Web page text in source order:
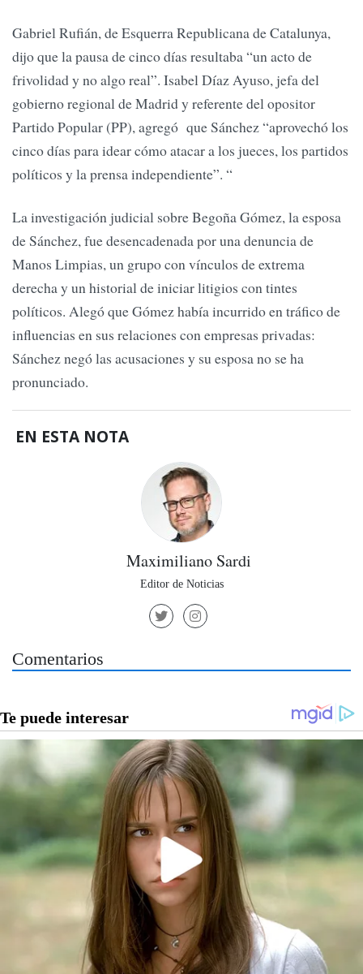
Gabriel Rufián, de Esquerra Republicana de Catalunya,
dijo que la pausa de cinco días resultaba “un acto de
frivolidad y no algo real”. Isabel Díaz Ayuso, jefa del
gobierno regional de Madrid y referente del opositor
Partido Popular (PP), agregó que Sánchez “aprovechó los
cinco días para idear cómo atacar a los jueces, los partidos
políticos y la prensa independiente”. “
La investigación judicial sobre Begoña Gómez, la esposa
de Sánchez, fue desencadenada por una denuncia de
Manos Limpias, un grupo con vínculos de extrema
derecha y un historial de iniciar litigios con tintes
políticos. Alegó que Gómez había incurrido en tráfico de
influencias en sus relaciones con empresas privadas:
Sánchez negó las acusaciones y su esposa no se ha
pronunciado.
EN ESTA NOTA
Maximiliano Sardi
Editor de Noticias
Comentarios